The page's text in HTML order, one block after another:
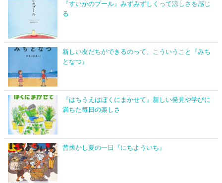
『すいかのプール』みずみずしくって涼しさを感じ
る
新しい友だちができるのって、こういうこと『みち
となつ』
『はちうえはぼくにまかせて』新しい発見や学びに
満ちた毎日の楽しさ
昔懐かし夏の一日『にちよういち』